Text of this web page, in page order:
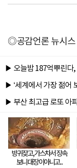
◎공감언론 뉴시스